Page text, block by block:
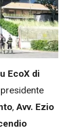
EcoX di
,Avv. Ezio